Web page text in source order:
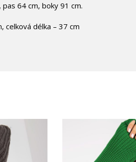
64 cm, boky 91 cm.
celková délka – 37 cm